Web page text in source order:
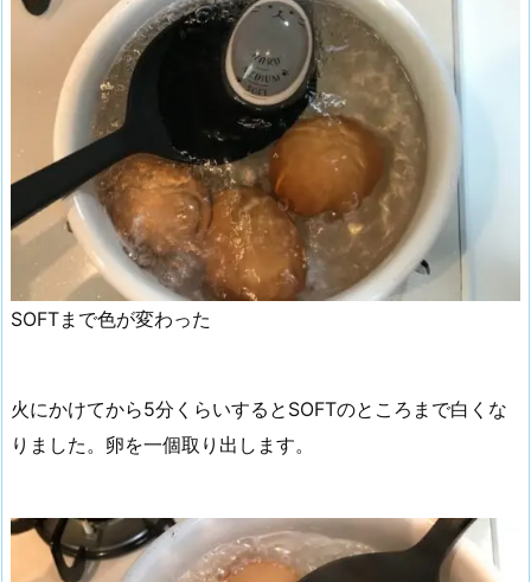
SOFTまで色が変わった
火にかけてから5分くらいするとSOFTのところまで白くな
りました。卵を一個取り出します。